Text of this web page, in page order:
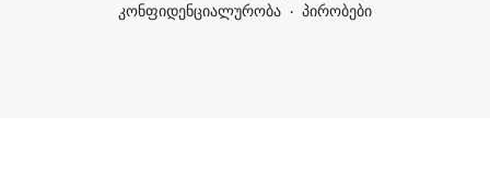
კონფიდენციალურობა
პირობები